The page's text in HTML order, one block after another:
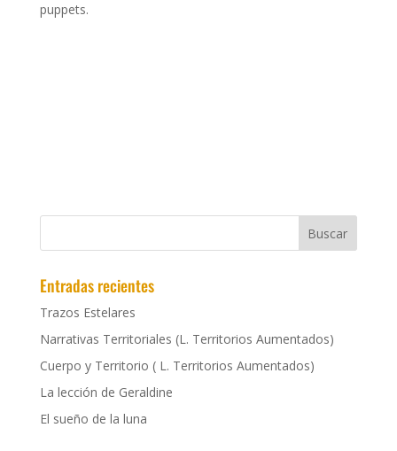
puppets.
Entradas recientes
Trazos Estelares
Narrativas Territoriales (L. Territorios Aumentados)
Cuerpo y Territorio ( L. Territorios Aumentados)
La lección de Geraldine
El sueño de la luna